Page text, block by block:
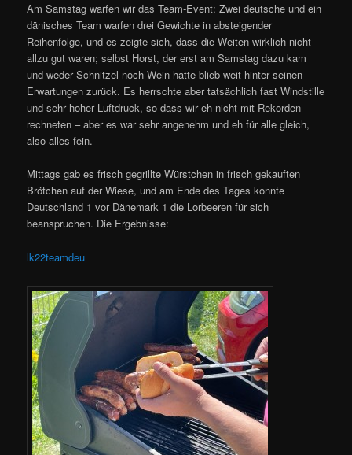
Am Samstag warfen wir das Team-Event: Zwei deutsche und ein
dänisches Team warfen drei Gewichte in absteigender
Reihenfolge, und es zeigte sich, dass die Weiten wirklich nicht
allzu gut waren; selbst Horst, der erst am Samstag dazu kam
und weder Schnitzel noch Wein hatte blieb weit hinter seinen
Erwartungen zurück. Es herrschte aber tatsächlich fast Windstille
und sehr hoher Luftdruck, so dass wir eh nicht mit Rekorden
rechneten – aber es war sehr angenehm und eh für alle gleich,
also alles fein.
Mittags gab es frisch gegrillte Würstchen in frisch gekauften
Brötchen auf der Wiese, und am Ende des Tages konnte
Deutschland 1 vor Dänemark 1 die Lorbeeren für sich
beanspruchen. Die Ergebnisse:
lk22teamdeu